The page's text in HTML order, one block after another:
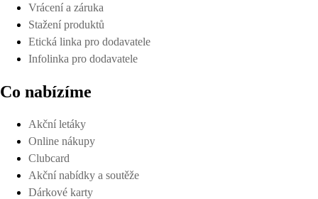
Vrácení a záruka
Stažení produktů
Etická linka pro dodavatele
Infolinka pro dodavatele
Co nabízíme
Akční letáky
Online nákupy
Clubcard
Akční nabídky a soutěže
Dárkové karty